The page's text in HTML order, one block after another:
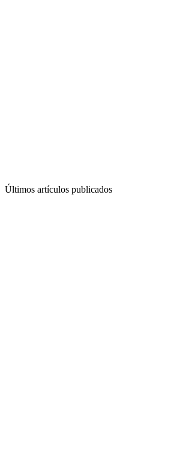
Últimos artículos publicados